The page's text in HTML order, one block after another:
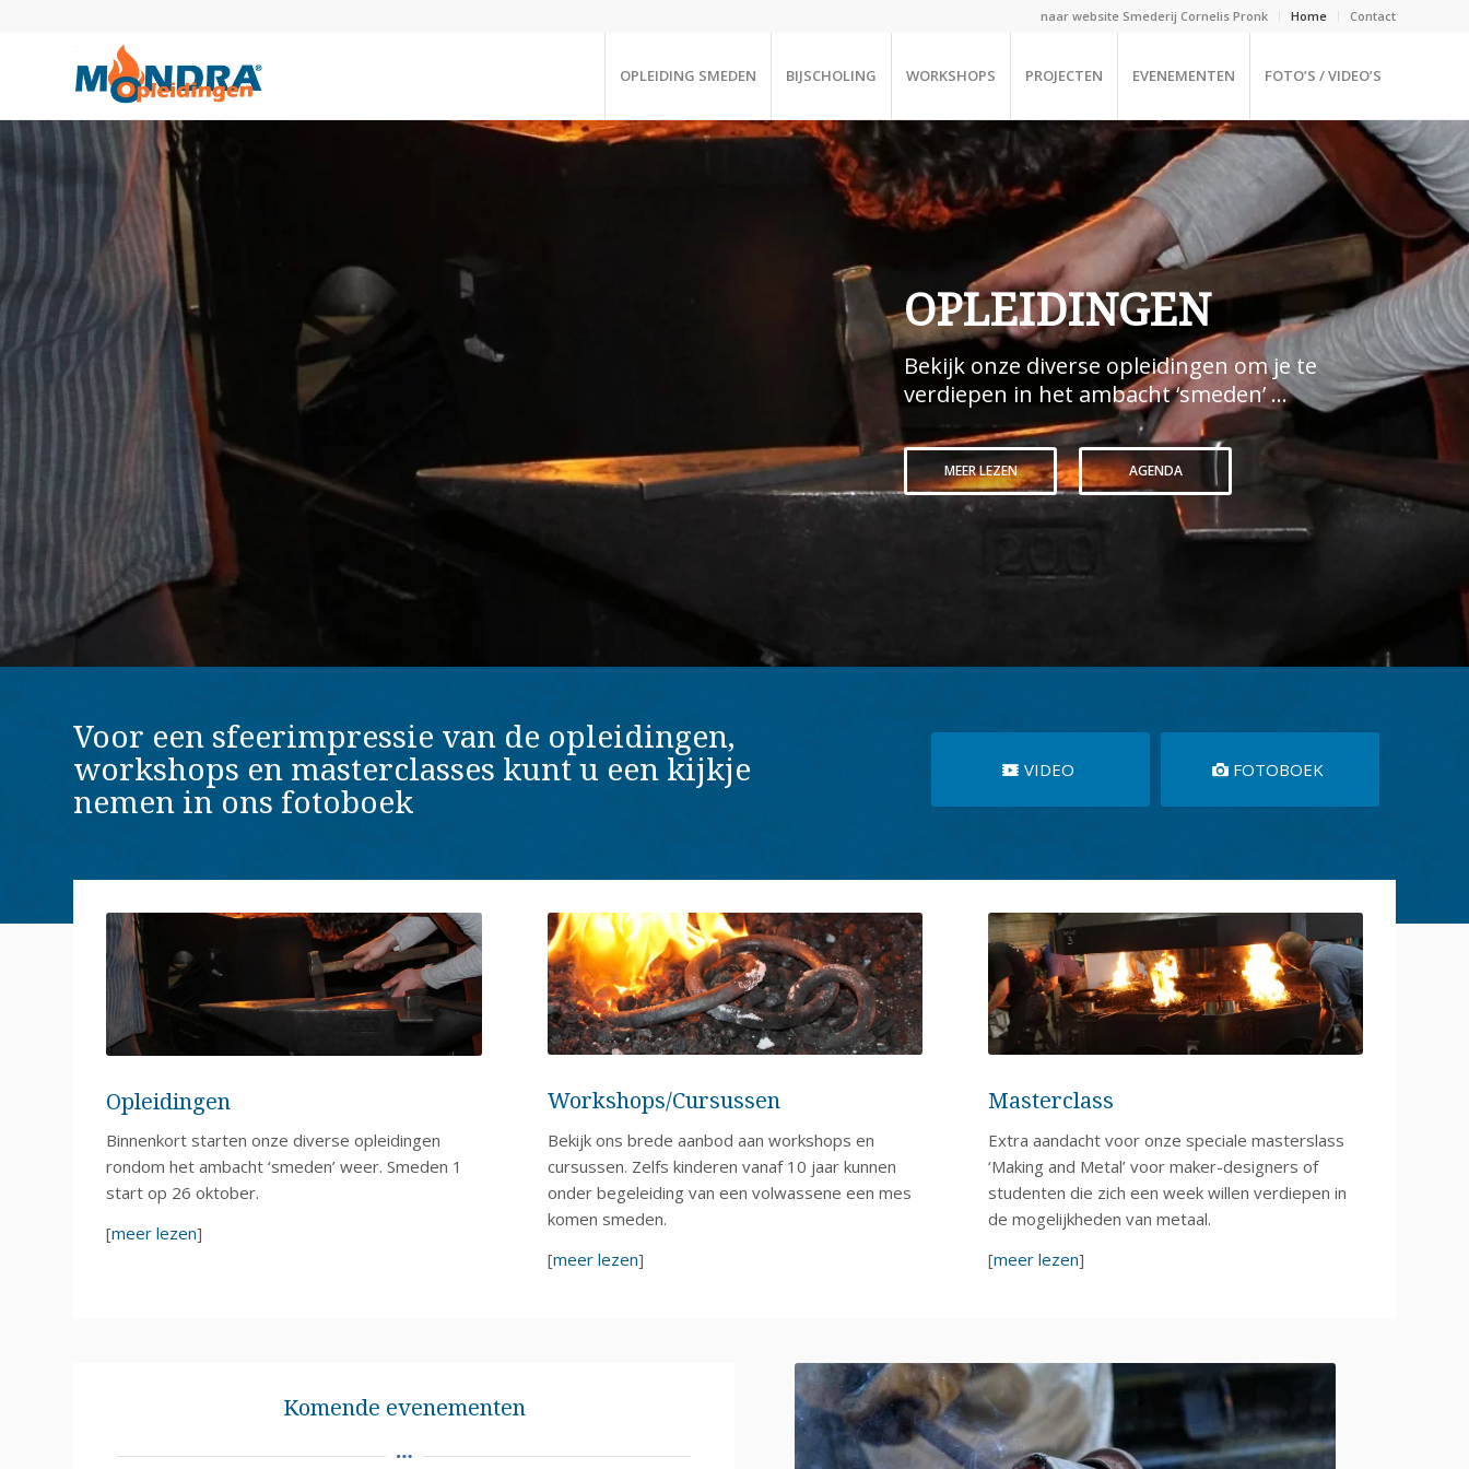
naar website Smederij Cornelis Pronk Home Contact
OPLEIDING SMEDEN BIJSCHOLING WORKSHOPS PROJECTEN EVENEMENTEN FOTO’S / VIDEO’S
OPLEIDINGEN
Bekijk onze diverse opleidingen om je te
verdiepen in het ambacht ‘smeden’ …
MEER LEZEN AGENDA
Voor een sfeerimpressie van de opleidingen,
workshops en masterclasses kunt u een kijkje
nemen in ons fotoboek
VIDEO FOTOBOEK
Opleidingen
Binnenkort starten onze diverse opleidingen
rondom het ambacht ‘smeden’ weer. Smeden 1
start op 26 oktober.
[meer lezen]
Workshops/Cursussen
Bekijk ons brede aanbod aan workshops en
cursussen. Zelfs kinderen vanaf 10 jaar kunnen
onder begeleiding van een volwassene een mes
komen smeden.
[meer lezen]
Masterclass
Extra aandacht voor onze speciale masterslass
‘Making and Metal’ voor maker-designers of
studenten die zich een week willen verdiepen in
de mogelijkheden van metaal.
[meer lezen]
Komende evenementen